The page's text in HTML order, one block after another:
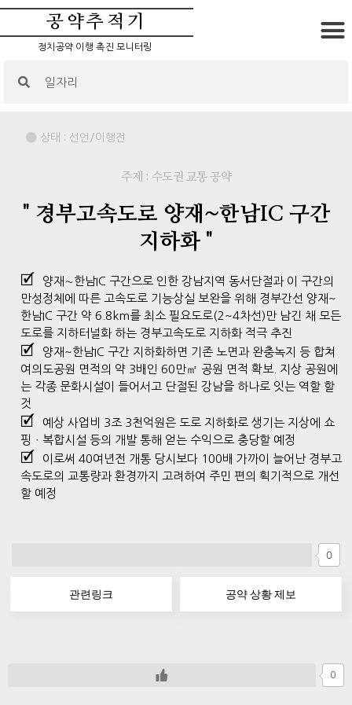
공약추적기
정치공약 이행 촉진 모니터링
상태 : 선언/이행전
주제 : 수도권 교통 공약
" 경부고속도로 양재~한남IC 구간
지하화 "
양재∼한남IC 구간으로 인한 강남지역 동서단절과 이 구간의
만성정체에 따른 고속도로 기능상실 보완을 위해 경부간선 양재~
한남IC 구간 약 6.8km를 최소 필요도로(2~4차선)만 남긴 채 모든
도로를 지하터널화 하는 경부고속도로 지하화 적극 추진
양재~한남IC 구간 지하화하면 기존 노면과 완충녹지 등 합쳐
여의도공원 면적의 약 3배인 60만㎡ 공원 면적 확보. 지상 공원에
는 각종 문화시설이 들어서고 단절된 강남을 하나로 잇는 역할 할
것
예상 사업비 3조 3천억원은 도로 지하화로 생기는 지상에 쇼
핑ㆍ복합시설 등의 개발 통해 얻는 수익으로 충당할 예정
이로써 40여년전 개통 당시보다 100배 가까이 늘어난 경부고
속도로의 교통량과 환경까지 고려하여 주민 편의 획기적으로 개선
할 예정
0
관련링크 공약 상황 제보
0